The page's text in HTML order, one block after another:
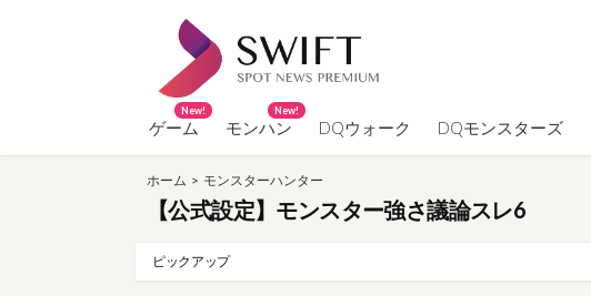
へ
ゲーム
New!
モンハン
New!
DQウォーク DQモンスターズ
ホーム > モンスターハンター
【公式設定】モンスター強さ議論スレ6
ピックアップ